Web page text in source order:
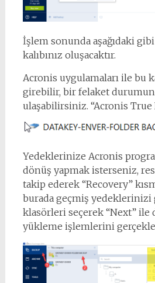
İşlem sonunda aşağıdaki
kalıbınız oluşacaktır.
Acronis uygulamaları ile bu
girebilir, bir felaket
ulaşabilirsiniz. “Acronis True
Yedeklerinize Acronis
dönüş yapmak isterseniz,
takip ederek “Recovery”
burada geçmiş
klasörleri seçerek “Next” ile
yükleme işlemlerini